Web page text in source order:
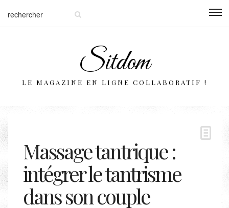
Sitdom
LE MAGAZINE EN LIGNE COLLABORATIF !
Massage tantrique :
intégrer le tantrisme
dans son couple